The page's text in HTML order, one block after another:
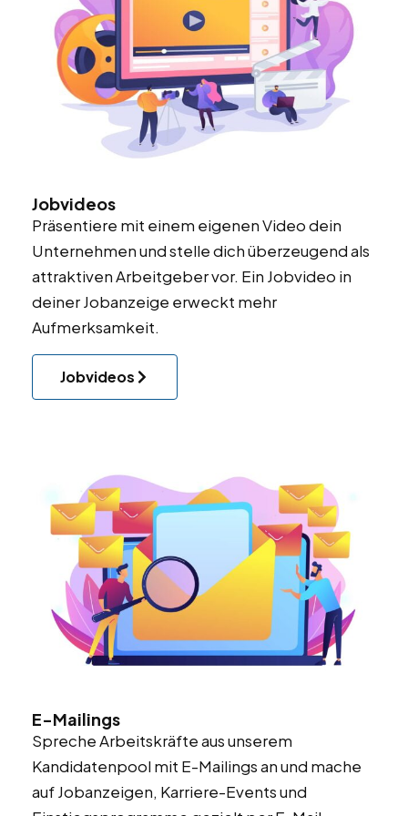
Jobvideos
Präsentiere mit einem eigenen Video dein
Unternehmen und stelle dich überzeugend als
attraktiven Arbeitgeber vor. Ein Jobvideo in
deiner Jobanzeige erweckt mehr
Aufmerksamkeit.
Jobvideos
E-Mailings
Spreche Arbeitskräfte aus unserem
Kandidatenpool mit E-Mailingsan und mache
auf Jobanzeigen, Karriere-Events und